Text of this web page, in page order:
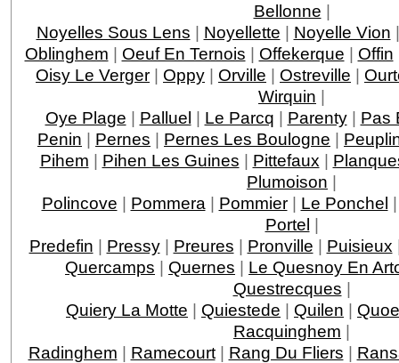
Bellonne |
Noyelles Sous Lens | Noyellette | Noyelle Vion
Oblinghem | Oeuf En Ternois | Offekerque | Offin
Oisy Le Verger | Oppy | Orville | Ostreville |
Wirquin |
Oye Plage | Palluel | Le Parcq | Parenty| Pas
Penin | Pernes | Pernes Les Boulogne |
Pihem | Pihen Les Guines | Pittefaux |
Plumoison |
Polincove | Pommera | Pommier| Le Ponchel
Portel |
Predefin | Pressy| Preures | Pronville | Puisieux
Quercamps | Quernes | Le Quesnoy En
Questrecques |
Quiery La Motte | Quiestede | Quilen |
Racquinghem |
Radinghem | Ramecourt| Rang Du Fliers |